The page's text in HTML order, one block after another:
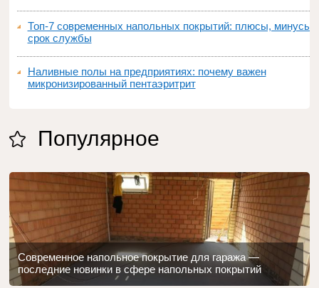
Топ‑7 современных напольных покрытий: плюсы, минусы,
срок службы
Наливные полы на предприятиях: почему важен
микронизированный пентаэритрит
Популярное
Современное напольное покрытие для гаража —
последние новинки в сфере напольных покрытий